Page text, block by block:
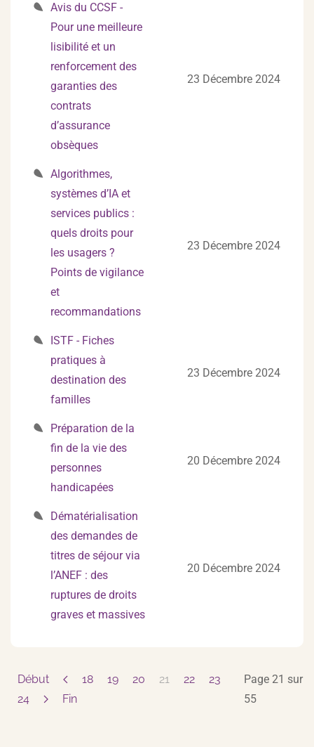
Avis du CCSF -
Pour une meilleure
lisibilité et un
renforcement des
garanties des
contrats
d’assurance
obsèques
23 Décembre 2024
Algorithmes,
systèmes d’IA et
services publics :
quels droits pour
les usagers ?
Points de vigilance
et
recommandations
23 Décembre 2024
ISTF - Fiches
pratiques à
destination des
familles
23 Décembre 2024
Préparation de la
fin de la vie des
personnes
handicapées
20 Décembre 2024
Dématérialisation
des demandes de
titres de séjour via
l’ANEF : des
ruptures de droits
graves et massives
20 Décembre 2024
Page 21 sur
55
Début 18 19 20 21 22
23
24
Fin